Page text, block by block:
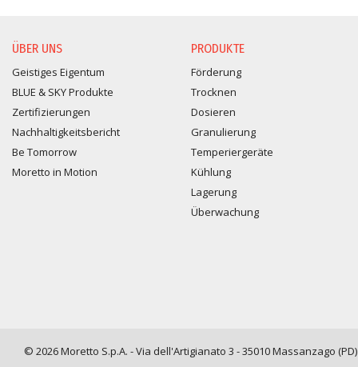
ÜBER UNS
Geistiges Eigentum
BLUE & SKY Produkte
Zertifizierungen
Nachhaltigkeitsbericht
Be Tomorrow
Moretto in Motion
PRODUKTE
Förderung
Trocknen
Dosieren
Granulierung
Temperiergeräte
Kühlung
Lagerung
Überwachung
© 2026 Moretto S.p.A. - Via dell'Artigianato 3 - 35010 Massanzago